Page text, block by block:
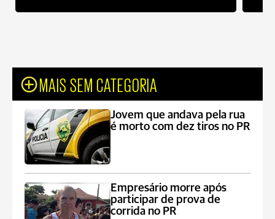
MAIS SEM CATEGORIA
Jovem que andava pela rua
é morto com dez tiros no PR
Empresário morre após
participar de prova de
corrida no PR